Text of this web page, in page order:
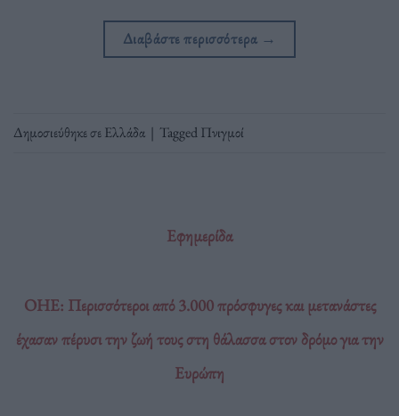
Διαβάστε περισσότερα →
Δημοσιεύθηκε σεΕλλάδα | TaggedΠνιγμοί
Εφημερίδα
ΟΗΕ: Περισσότεροι από 3.000 πρόσφυγες και μετανάστες
έχασαν πέρυσι την ζωή τους στη θάλασσα στον δρόμο για την
Ευρώπη